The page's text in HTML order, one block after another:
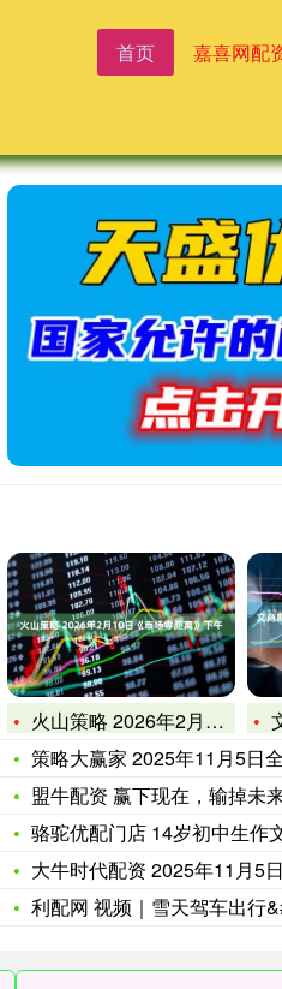
首页 嘉喜网配
火山策略 2026年2月10日《市场零距离》下午
文
策略大赢家 2025年11月5日全国
盟牛配资 赢下现在，输掉未来？高市
骆驼优配门店 14岁初中生作文《
大牛时代配资 2025年11月5日全
利配网 视频｜雪天驾车出行